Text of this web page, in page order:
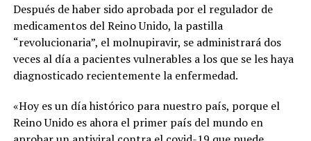
Después de haber sido aprobada por el regulador de
medicamentos del Reino Unido, la pastilla
“revolucionaria”, el molnupiravir, se administrará dos
veces al día a pacientes vulnerables a los que se les haya
diagnosticado recientemente la enfermedad.
«Hoy es un día histórico para nuestro país, porque el
Reino Unido es ahora el primer país del mundo en